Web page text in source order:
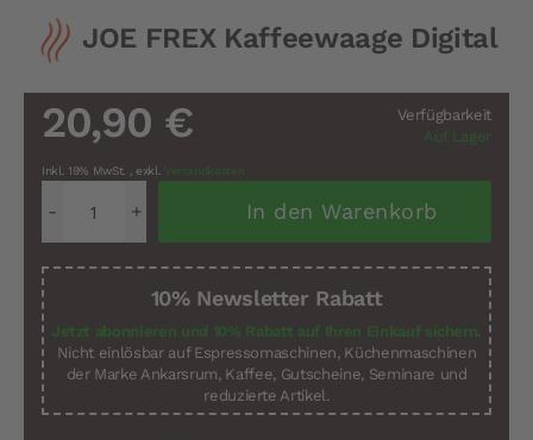
Anfang
der
JOE FREX Kaffeewaage Digital
Verfügbarkeit
Auf Lager
20,90 €
Inkl. 19% MwSt. , exkl. Versandkosten
In den Warenkorb
10% Newsletter Rabatt
Jetzt abonnieren und 10% Rabatt auf Ihren Einkauf sichern.
Nicht einlösbar auf Espressomaschinen, Küchenmaschinen
der Marke Ankarsrum, Kaffee, Gutscheine, Seminare und
reduzierte Artikel.